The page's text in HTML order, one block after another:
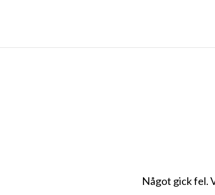
Något gick fel.